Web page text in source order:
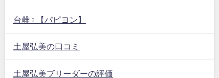
台雌♀【パピヨン】
土屋弘美の口コミ
土屋弘美ブリーダーの評価